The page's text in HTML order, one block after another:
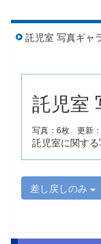
託児室 写真ギャ
託児室
写真：6枚 更新
託児室に関する
差し戻しのみ